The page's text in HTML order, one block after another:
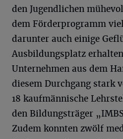
den Jugendlichen
dem Förderprogramm
darunter auch einige
Ausbildungsplatz
Unternehmen aus dem
diesem Durchgang stark
18 kaufmännische
den Bildungsträger
Zudem konnten zwölf